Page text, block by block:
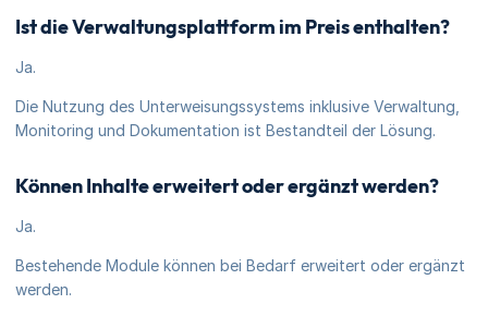
Ist die Verwaltungsplattform im Preis enthalten?
Ja.
Die Nutzung des Unterweisungssystems inklusive Verwaltung,
Monitoring und Dokumentation ist Bestandteil der Lösung.
Können Inhalte erweitert oder ergänzt werden?
Ja.
Bestehende Module können bei Bedarf erweitert oder ergänzt
werden.